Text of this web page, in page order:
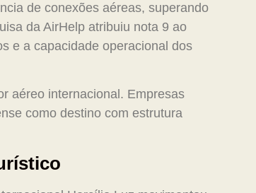
de conexões aéreas, superando
da AirHelp atribuiu nota 9 ao
e a capacidade operacional dos
aéreo internacional. Empresas
como destino com estrutura